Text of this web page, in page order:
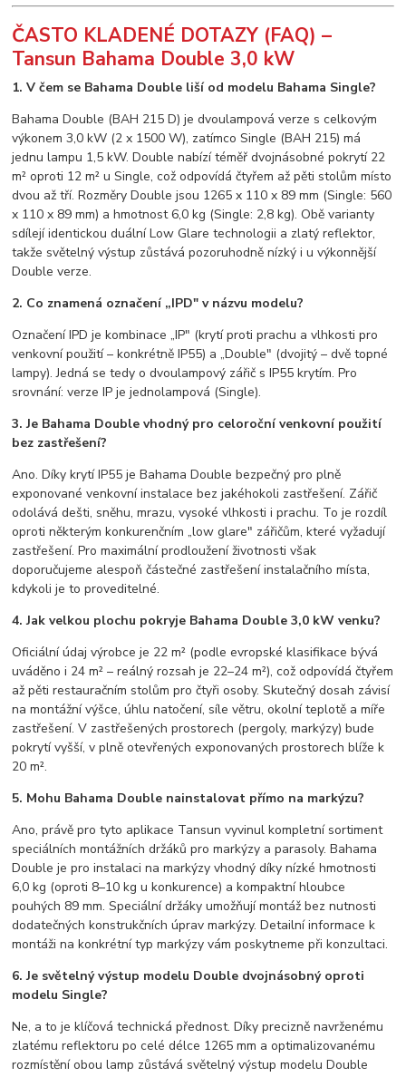
ČASTO KLADENÉ DOTAZY (FAQ) –
Tansun Bahama Double 3,0 kW
1. V čem se Bahama Double liší od modelu Bahama Single?
Bahama Double (BAH 215 D) je dvoulampová verze s celkovým
výkonem 3,0 kW (2 x 1500 W), zatímco Single (BAH 215) má
jednu lampu 1,5 kW. Double nabízí téměř dvojnásobné pokrytí 22
m² oproti 12 m² u Single, což odpovídá čtyřem až pěti stolům místo
dvou až tří. Rozměry Double jsou 1265 x 110 x 89 mm (Single: 560
x 110 x 89 mm) a hmotnost 6,0 kg (Single: 2,8 kg). Obě varianty
sdílejí identickou duální Low Glare technologii a zlatý reflektor,
takže světelný výstup zůstává pozoruhodně nízký i u výkonnější
Double verze.
2. Co znamená označení „IPD" v názvu modelu?
Označení IPD je kombinace „IP" (krytí proti prachu a vlhkosti pro
venkovní použití – konkrétně IP55) a „Double" (dvojitý – dvě topné
lampy). Jedná se tedy o dvoulampový zářič s IP55 krytím. Pro
srovnání: verze IP je jednolampová (Single).
3. Je Bahama Double vhodný pro celoroční venkovní použití
bez zastřešení?
Ano. Díky krytí IP55 je Bahama Double bezpečný pro plně
exponované venkovní instalace bez jakéhokoli zastřešení. Zářič
odolává dešti, sněhu, mrazu, vysoké vlhkosti i prachu. To je rozdíl
oproti některým konkurenčním „low glare" zářičům, které vyžadují
zastřešení. Pro maximální prodloužení životnosti však
doporučujeme alespoň částečné zastřešení instalačního místa,
kdykoli je to proveditelné.
4. Jak velkou plochu pokryje Bahama Double 3,0 kW venku?
Oficiální údaj výrobce je 22 m² (podle evropské klasifikace bývá
uváděno i 24 m² – reálný rozsah je 22–24 m²), což odpovídá čtyřem
až pěti restauračním stolům pro čtyři osoby. Skutečný dosah závisí
na montážní výšce, úhlu natočení, síle větru, okolní teplotě a míře
zastřešení. V zastřešených prostorech (pergoly, markýzy) bude
pokrytí vyšší, v plně otevřených exponovaných prostorech blíže k
20 m².
5. Mohu Bahama Double nainstalovat přímo na markýzu?
Ano, právě pro tyto aplikace Tansun vyvinul kompletní sortiment
speciálních montážních držáků pro markýzy a parasoly. Bahama
Double je pro instalaci na markýzy vhodný díky nízké hmotnosti
6,0 kg (oproti 8–10 kg u konkurence) a kompaktní hloubce
pouhých 89 mm. Speciální držáky umožňují montáž bez nutnosti
dodatečných konstrukčních úprav markýzy. Detailní informace k
montáži na konkrétní typ markýzy vám poskytneme při konzultaci.
6. Je světelný výstup modelu Double dvojnásobný oproti
modelu Single?
Ne, a to je klíčová technická přednost. Díky precizně navrženému
zlatému reflektoru po celé délce 1265 mm a optimalizovanému
rozmístění obou lamp zůstává světelný výstup modelu Double